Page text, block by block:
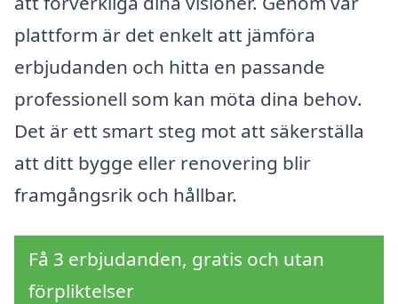
plattform är det enkelt att jämföra
erbjudanden och hitta en passande
professionell som kan möta dina behov.
Det är ett smart steg mot att säkerställa
att ditt bygge eller renovering blir
framgångsrik och hållbar.
Få 3 erbjudanden, gratis och utan
förpliktelser